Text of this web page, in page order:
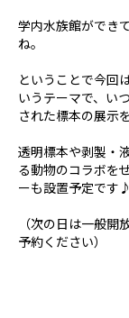
学内水族館ができ
ね。
ということで今回
いうテーマで、い
された標本の展示
透明標本や剥製・
る動物のコラボを
ーも設置予定です♪
（次の日は一般
予約ください）